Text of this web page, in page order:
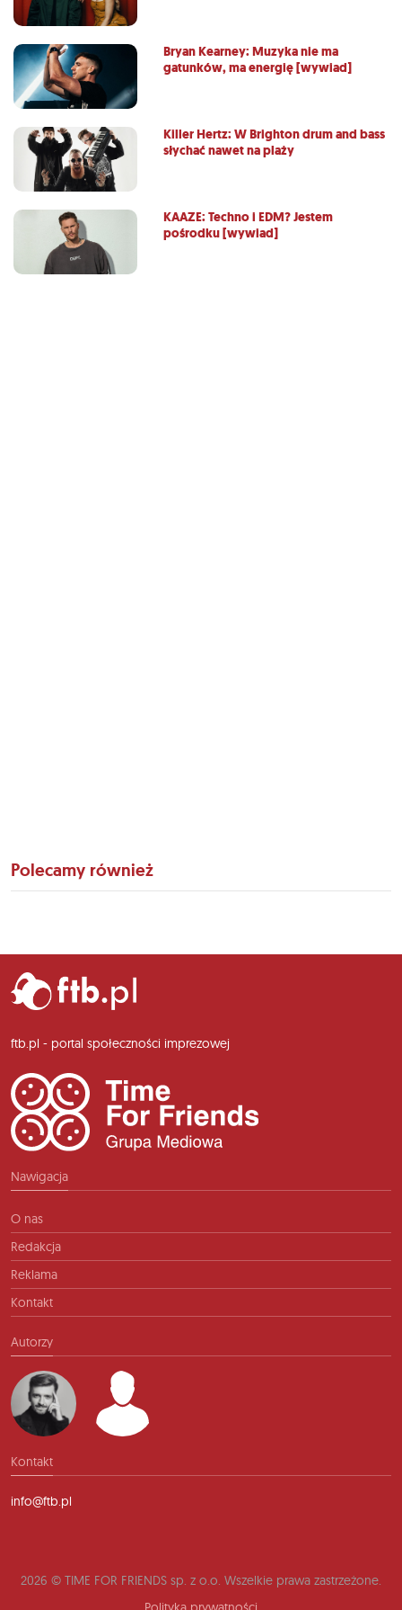
Bryan Kearney: Muzyka nie ma
gatunków, ma energię [wywiad]
Killer Hertz: W Brighton drum and bass
słychać nawet na plaży
KAAZE: Techno i EDM? Jestem
pośrodku [wywiad]
Polecamy również
ftb.pl - portal społeczności imprezowej
Nawigacja
O nas
Redakcja
Reklama
Kontakt
Autorzy
Kontakt
info@ftb.pl
2026 © TIME FOR FRIENDS sp. z o.o. Wszelkie prawa zastrzeżone.